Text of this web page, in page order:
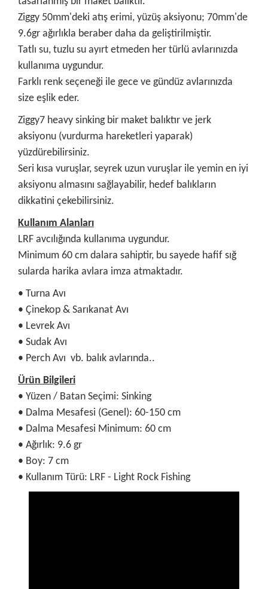
Ziggy 50mm'deki atış erimi, yüzüş aksiyonu; 70mm'de
9.6gr ağırlıkla beraber daha da geliştirilmiştir.
Tatlı su, tuzlu su ayırt etmeden her türlü avlarınızda
kullanıma uygundur.
Farklı renk seçeneği ile gece ve gündüz avlarınızda
size eşlik eder.
Ziggy7 heavy sinking bir maket balıktır ve jerk
aksiyonu (vurdurma hareketleri yaparak)
yüzdürebilirsiniz.
Seri kısa vuruşlar, seyrek uzun vuruşlar ile yemin en iyi
aksiyonu almasını sağlayabilir, hedef balıkların
dikkatini çekebilirsiniz.
Kullanım Alanları
LRF avcılığında kullanıma uygundur.
Minimum 60 cm dalara sahiptir, bu sayede hafif sığ
sularda harika avlara imza atmaktadır.
• Turna Avı
• Çinekop & Sarıkanat Avı
• Levrek Avı
• Sudak Avı
• Perch Avı vb. balık avlarında..
Ürün Bilgileri
• Yüzen / Batan Seçimi: Sinking
• Dalma Mesafesi (Genel): 60-150 cm
• Dalma Mesafesi Minimum: 60 cm
• Ağırlık: 9.6 gr
• Boy: 7 cm
• Kullanım Türü: LRF - Light Rock Fishing